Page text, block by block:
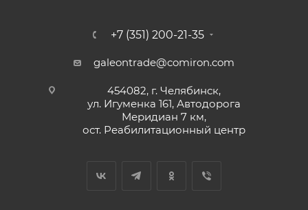
+7 (351) 200-21-35
galeontrade@comiron.com
454082, г. Челябинск,
ул. Игуменка 161, Автодорога
Меридиан 7 км,
ост. Реабилитационный центр